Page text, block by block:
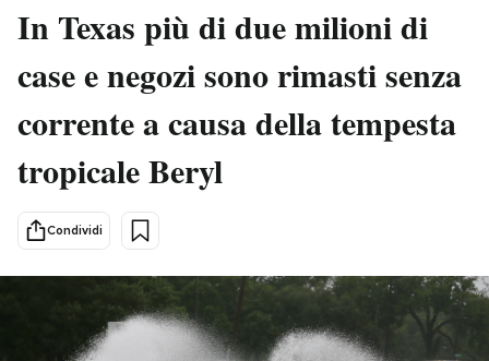
Italia
Politica
Tecnologia
Scienza
Cultura
Economia
Sport
Moda
Consumismi
Storie/Idee
Mondiali calcio 2026
In Texas più di due milioni di
case e negozi sono rimasti senza
corrente a causa della tempesta
tropicale Beryl
Condividi